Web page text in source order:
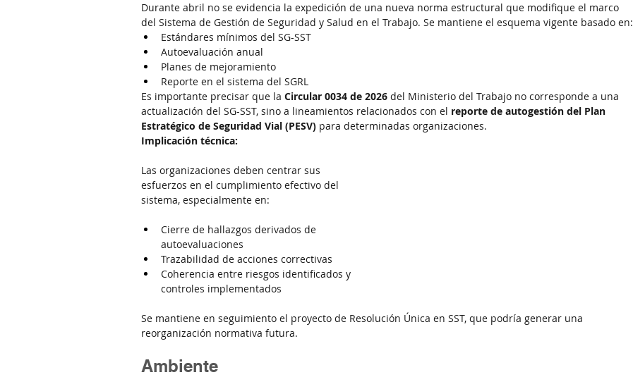
Durante abril no se evidencia la expedición de una nueva norma estructural que modifique el marco
del Sistema de Gestión de Seguridad y Salud en el Trabajo. Se mantiene el esquema vigente basado en:
Estándares mínimos del SG-SST
Autoevaluación anual
Planes de mejoramiento
Reporte en el sistema del SGRL
Es importante precisar que la Circular 0034 de 2026 del Ministerio del Trabajo no corresponde a una
actualización del SG-SST, sino a lineamientos relacionados con el reporte de autogestión del Plan
Estratégico de Seguridad Vial (PESV) para determinadas organizaciones.
Implicación técnica:
Las organizaciones deben centrar sus
esfuerzos en el cumplimiento efectivo del
sistema, especialmente en:
Cierre de hallazgos derivados de
autoevaluaciones
Trazabilidad de acciones correctivas
Coherencia entre riesgos identificados y
controles implementados
Se mantiene en seguimiento el proyecto de Resolución Única en SST, que podría generar una
reorganización normativa futura.
Ambiente